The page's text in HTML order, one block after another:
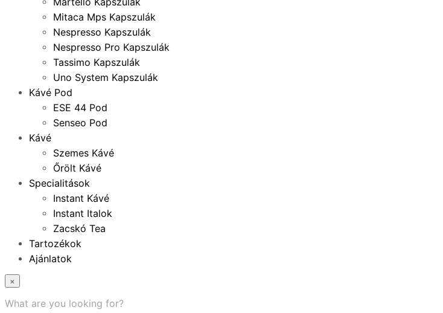
Mitaca Mps Kapszulák
Nespresso Kapszulák
Nespresso Pro Kapszulák
Tassimo Kapszulák
Uno System Kapszulák
Kávé Pod
ESE 44 Pod
Senseo Pod
Kávé
Szemes Kávé
Őrölt Kávé
Specialitások
Instant Kávé
Instant Italok
Zacskó Tea
Tartozékok
Ajánlatok
×
What are you looking for?